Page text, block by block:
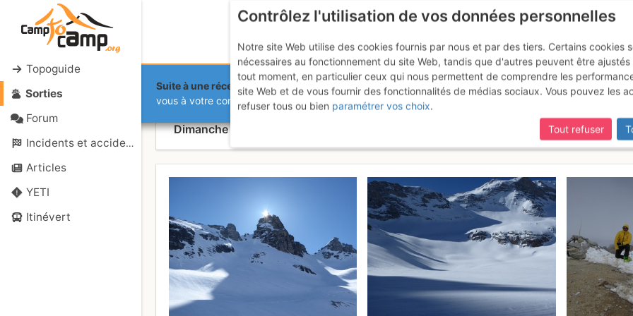
Topoguide
Sorties
Forum
Incidents et accidents
Articles
YETI
Itinévert
Suite à une récente et importante mise à jour du site,si certaines pages ne sont plus accessibles,
vous à votre compte sur le site.
Pointe Sommeiller : Traversée Glacier
Dimanche 30 avril 2017
Contrôlez l'utilisation de vos données personnelles
Notre site Web utilise des cookies fournis par nous et par des tiers. Certains cookies
nécessaires au fonctionnement du site Web, tandis que d'autres peuvent être ajustés
tout moment, en particulier ceux qui nous permettent de comprendre les
site Web et de vous fournir des fonctionnalités de médias sociaux. Vous pouvez les
refuser tous ou bien paramétrer vos choix.
Tout refuser